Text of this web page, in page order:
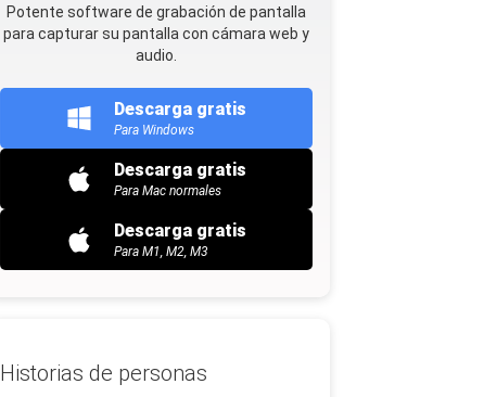
Potente software de grabación de pantalla
para capturar su pantalla con cámara web y
audio.
Descarga gratis
Para Windows
Descarga gratis
Para Mac normales
Descarga gratis
Para M1, M2, M3
Historias de personas